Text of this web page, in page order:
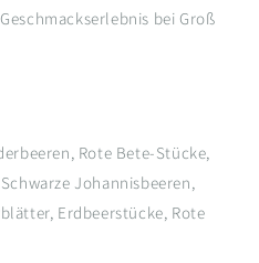
bei Groß
Rote Bete-Stücke,
Johannisbeeren,
Erdbeerstücke, Rote